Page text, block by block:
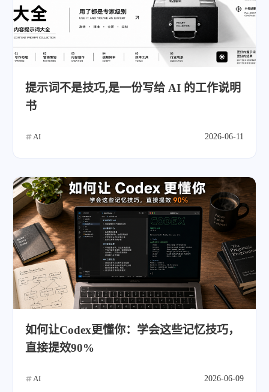
提示词不是技巧,是一份写给 AI 的工作说明
书
AI 2026-06-11
如何让Codex更懂你：学会这些记忆技巧，
直接提效90%
AI 2026-06-09